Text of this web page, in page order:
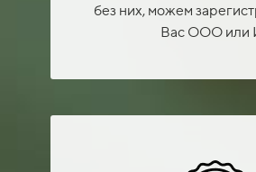
без них, можем
Вас ООО или